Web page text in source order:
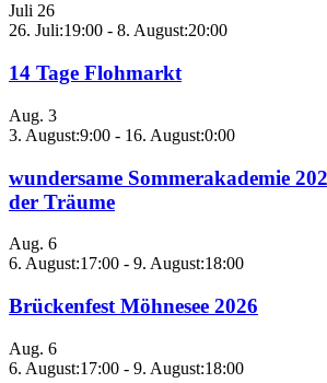
Juli 26
26. Juli:19:00 - 8. August:20:00
14 Tage Flohmarkt
Aug. 3
3. August:9:00 - 16. August:0:00
wundersame Sommerakademie
der Träume
Aug. 6
6. August:17:00 - 9. August:18:00
Brückenfest Möhnesee 2026
Aug. 6
6. August:17:00 - 9. August:18:00